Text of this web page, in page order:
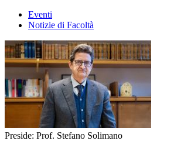
Eventi
Notizie di Facoltà
Preside: Prof. Stefano Solimano